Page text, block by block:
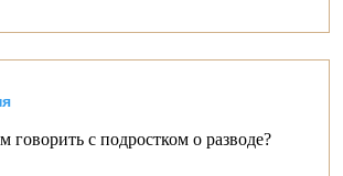
говорить с подростком о разводе?